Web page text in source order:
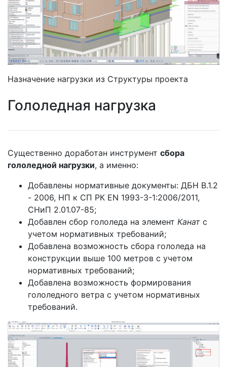
Назначение нагрузки из Структуры проекта
Гололедная нагрузка
Существенно доработан инструмент сбора
гололедной нагрузки, а именно:
Добавлены нормативные документы: ДБН В.1.2
- 2006, НП к СП РК EN 1993-3-1:2006/2011,
СНиП 2.01.07-85;
Добавлен сбор гололеда на элемент Канат с
учетом нормативных требований;
Добавлена возможность сбора гололеда на
конструкции выше 100 метров с учетом
нормативных требований;
Добавлена возможность формирования
гололедного ветра с учетом нормативных
требований.